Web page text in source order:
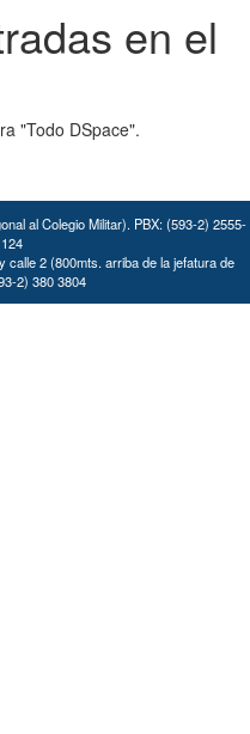
en el
"Todo DSpace".
al Colegio Militar). PBX: (593-2) 2555-
calle 2 (800mts. arriba de la jefatura de
2) 380 3804